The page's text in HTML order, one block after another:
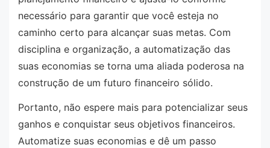
necessário para garantir que você esteja no
caminho certo para alcançar suas metas. Com
disciplina e organização, a automatização das
suas economias se torna uma aliada poderosa na
construção de um futuro financeiro sólido.
Portanto, não espere mais para potencializar seus
ganhos e conquistar seus objetivos financeiros.
Automatize suas economias e dê um passo